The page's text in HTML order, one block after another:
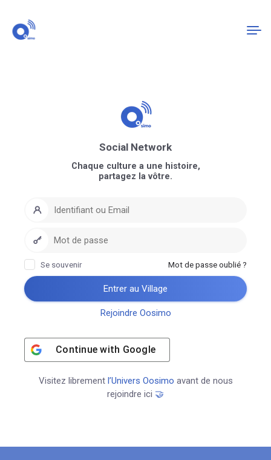
Social Network
Chaque culture a une histoire,
partagez la vôtre.
Se souvenir Mot de passe oublié ?
Entrer au Village
Rejoindre Oosimo
Continue with Google
Visitez librement l’Univers Oosimo avant de nous
rejoindre ici 🤝